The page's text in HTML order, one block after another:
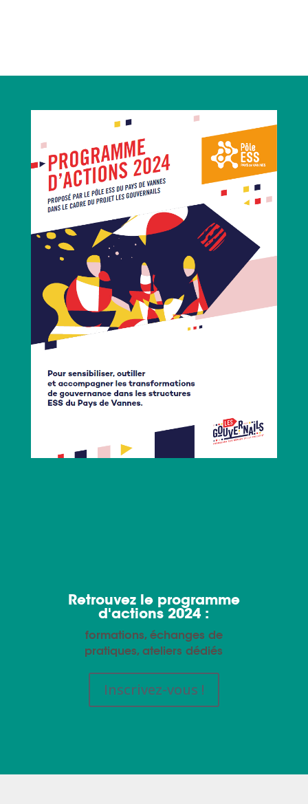
Retrouvez le programme
d'actions 2024 :
formations, échanges de
pratiques, ateliers dédiés
Inscrivez-vous !